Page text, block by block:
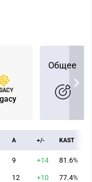
Общее
A +/- KAST
9 +14 81.6%
12 +10 77.4%